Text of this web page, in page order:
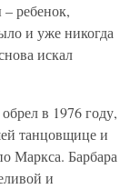
– ребенок,
и уже никогда
искал
в 1976 году,
танцовщице и
Маркса. Барбара
и